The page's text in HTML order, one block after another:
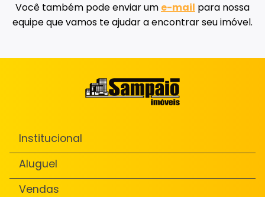
Você também pode enviar um e-mail para nossa
equipe que vamos te ajudar a encontrar seu imóvel.
Institucional
Aluguel
Vendas